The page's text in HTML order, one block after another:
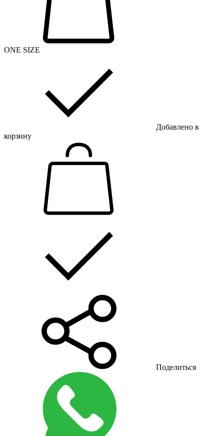
ONE SIZE
Добавлено в
корзину
Поделиться